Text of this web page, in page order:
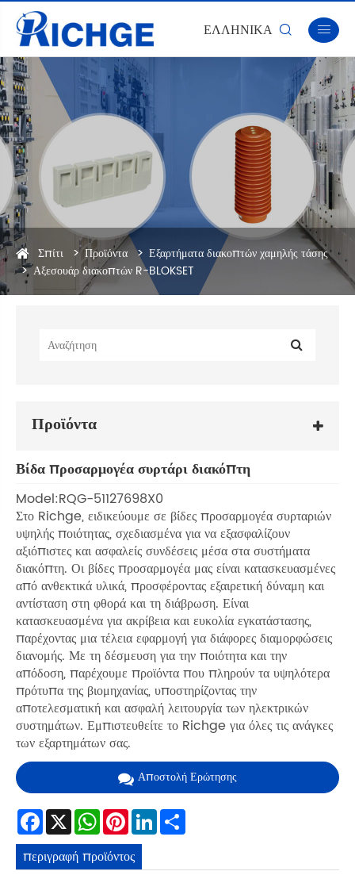
ΕΛΛΗΝΙΚΆ  
Σπίτι Προϊόντα
Εξαρτήματα διακοπτών χαμηλής τάσης
Αξεσουάρ διακοπτών R-BLOKSET
Προϊόντα
Βίδα προσαρμογέα συρτάρι διακόπτη
Model:RQG-51127698X0
Στο Richge, ειδικεύουμε σε βίδες προσαρμογέα συρταριών
υψηλής ποιότητας, σχεδιασμένα για να εξασφαλίζουν
αξιόπιστες και ασφαλείς συνδέσεις μέσα στα συστήματα
διακόπτη. Οι βίδες προσαρμογέα μας είναι κατασκευασμένες
από ανθεκτικά υλικά, προσφέροντας εξαιρετική δύναμη και
αντίσταση στη φθορά και τη διάβρωση. Είναι
κατασκευασμένα για ακρίβεια και ευκολία εγκατάστασης,
παρέχοντας μια τέλεια εφαρμογή για διάφορες διαμορφώσεις
διανομής. Με τη δέσμευση για την ποιότητα και την
απόδοση, παρέχουμε προϊόντα που πληρούν τα υψηλότερα
πρότυπα της βιομηχανίας, υποστηρίζοντας την
αποτελεσματική και ασφαλή λειτουργία των ηλεκτρικών
συστημάτων. Εμπιστευθείτε το Richge για όλες τις ανάγκες
των εξαρτημάτων σας.
Αποστολή Ερώτησης
Facebook
X WhatsApp
Pinterest
LinkedIn
περιγραφή προϊόντος